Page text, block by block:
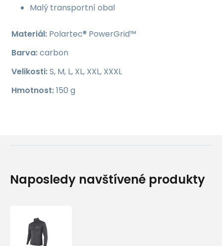
Malý transportní obal
Materiál: Polartec® PowerGrid™
Barva:carbon
Velikosti:S, M, L, XL, XXL, XXXL
Hmotnost:150 g
Naposledy navštívené produkty